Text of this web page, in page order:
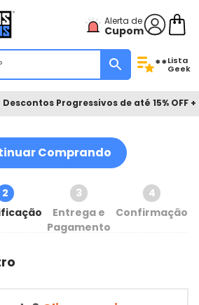
Alerta de
Cupom
**Lista
Geek
Descontos Progressivos de até 15% OFF
Comprando
2
3
Entrega e
Pagamento
4
Confirmação